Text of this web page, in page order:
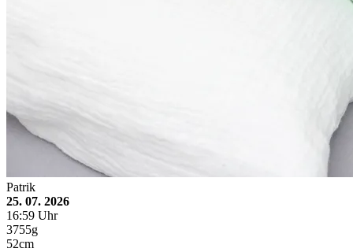
Patrik
25. 07. 2026
16:59 Uhr
3755g
52cm